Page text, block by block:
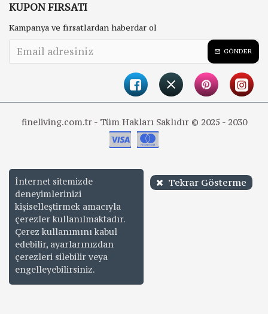
KUPON FIRSATI
Kampanya ve fırsatlardan haberdar ol
GÖNDER
fineliving.com.tr - Tüm Hakları Saklıdır © 2025 - 2030
İnternet sitemizde
deneyimlerinizi
kişiselleştirmek amacıyla
çerezler kullanılmaktadır.
Çerez kullanımını kabul
edebilir, ayarlarınızdan
çerezleri silebilir veya
engelleyebilirsiniz.
Tekrar Gösterme